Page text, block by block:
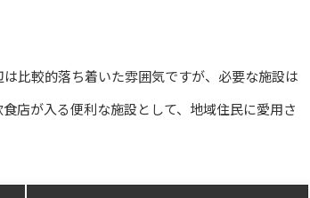
比較的落ち着いた雰囲気ですが、必要な施設は
店が入る便利な施設として、地域住民に愛用さ